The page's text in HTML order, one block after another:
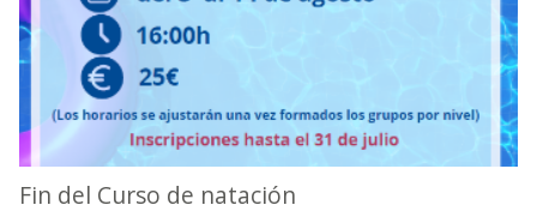
Fin del Curso de natación